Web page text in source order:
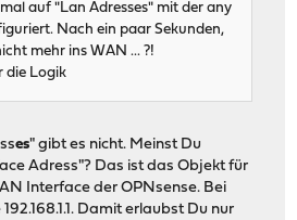
auf "Lan Adresses" mit der any
Nach ein paar Sekunden,
mehr ins WAN ... ?!
die Logik
es" gibt es nicht. Meinst Du
Adress"? Das ist das Objekt für
Interface der OPNsense. Bei
Damit erlaubst Du nur